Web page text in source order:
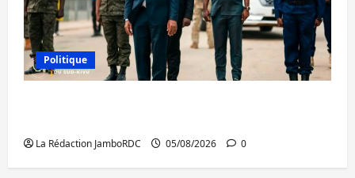
Politique
La Rédaction JamboRDC 05/08/2026 0